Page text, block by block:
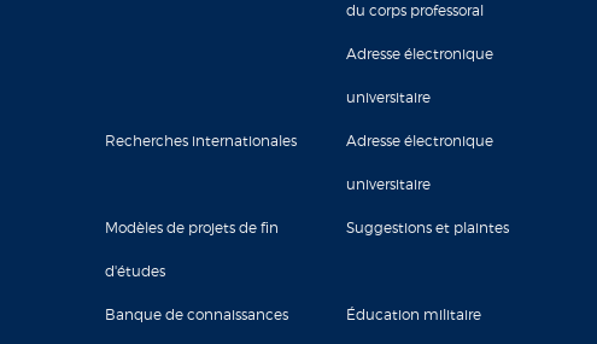
du corps professoral
Adresse électronique
universitaire
Recherches internationales Adresse électronique
universitaire
Modèles de projets de fin
d'études
Suggestions et plaintes
Banque de connaissances Éducation militaire